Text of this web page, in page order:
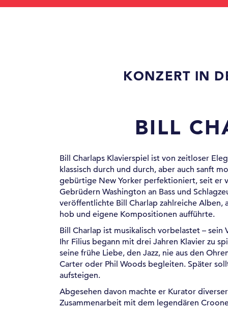
KONZERT IN
BILL
Bill Charlaps Klavierspiel ist von zeitloser
klassisch durch und durch, aber auch sanft
gebürtige New Yorker perfektioniert, seit er
Gebrüdern Washington an Bass und
veröffentlichte Bill Charlap zahlreiche Alben,
hob und eigene Kompositionen aufführte.
Bill Charlap ist musikalisch vorbelastet –
Ihr Filius begann mit drei Jahren Klavier zu
seine frühe Liebe, den Jazz, nie aus den
Carter oder Phil Woods begleiten. Später
aufsteigen.
Abgesehen davon machte er Kurator
Zusammenarbeit mit dem legendären